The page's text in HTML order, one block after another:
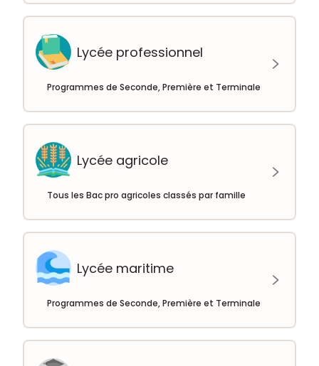
Lycée professionnel
Programmes de Seconde, Première et Terminale
Lycée agricole
Tous les Bac pro agricoles classés par famille
Lycée maritime
Programmes de Seconde, Première et Terminale